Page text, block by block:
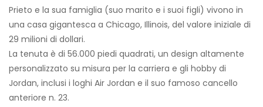
Prieto e la sua famiglia (suo marito e i suoi figli) vivono in
una casa gigantesca a Chicago, Illinois, del valore iniziale di
29 milioni di dollari.
La tenuta è di 56.000 piedi quadrati, un design altamente
personalizzato su misura per la carriera e gli hobby di
Jordan, inclusi i loghi Air Jordan e il suo famoso cancello
anteriore n. 23.